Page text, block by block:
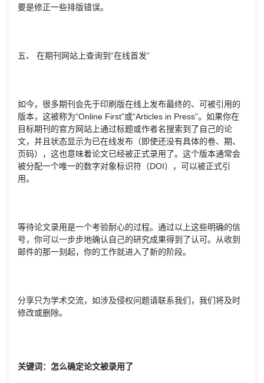
要是修正一些排版错误。
五、 在期刊网站上查询到“在线首发”
如今，很多期刊会先于印刷版在线上发布最终的、可被引用的
版本，这被称为“Online First”或“Articles in Press”。如果你在
目标期刊的官方网站上通过标题或作者名搜索到了自己的论
文，并且状态显示为已在线发布（即使还没有具体的卷、期、
页码），这也意味着论文已经被正式录用了。这个版本通常会
被分配一个唯一的数字对象标识符（DOI），可以被正式引
用。
等待论文录用是一个考验耐心的过程。通过以上这些明确的信
号，你可以一步步地确认自己的研究成果得到了认可。从收到
邮件的那一刻起，你的工作就进入了新的阶段。
分享只为学术交流，如涉及侵权问题请联系我们，我们将及时
修改或删除。
关键词：怎么确定论文被录用了